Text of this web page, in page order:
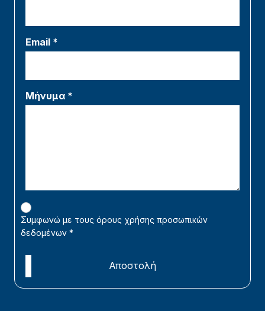
Email *
Μήνυμα *
Συμφωνώ με τους όρους χρήσης προσωπικών
δεδομένων *
Αποστολή